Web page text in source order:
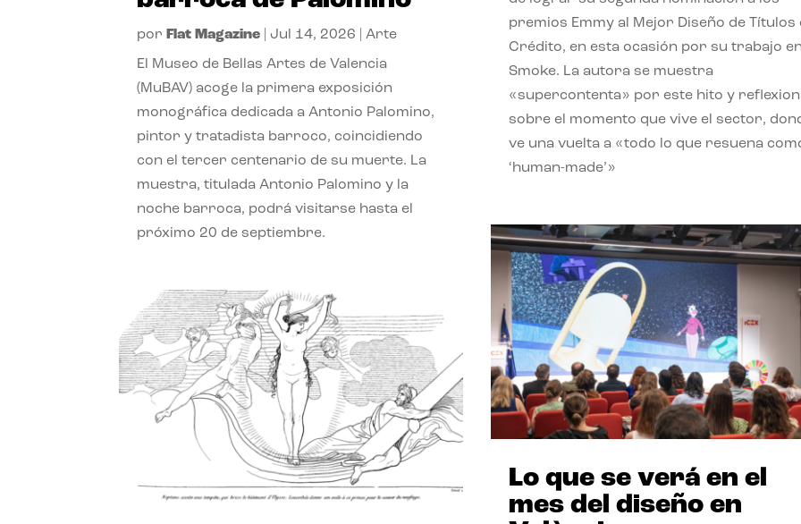
por Flat Magazine Jul 14, 2026 |Arte
El Museo de Bellas Artes de Valencia
(MuBAV) acoge la primera exposición
monográfica dedicada a Antonio Palomino,
pintor y tratadista barroco, coincidiendo
con el tercer centenario de su muerte. La
muestra, titulada Antonio Palomino y la
noche barroca, podrá visitarse hasta el
próximo 20 de septiembre.
premios Emmy al Mejor Diseño de Títulos
Crédito, en esta ocasión por su trabajo
Smoke. La autora se muestra
«supercontenta» por este hito y
sobre el momento que vive el sector,
ve una vuelta a «todo lo que resuena
‘human-made’»
Lo que se verá en el
mes del diseño en